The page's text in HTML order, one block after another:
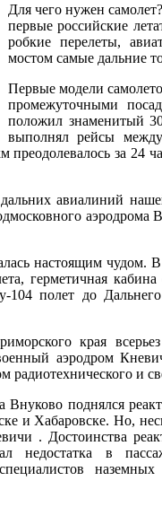
Для чего нужен
первые российские
робкие перелеты,
мостом самые дальние
Первые модели
промежуточными
положил знаменитый
выполнял рейсы
преодолевалось за 24
авиалиний
аэродрома
настоящим
герметичная
104 полет до
края
аэродром
радиотехнического и
Внуково поднялся
и Хабаровске. Но,
. Достоинства
недостатка в